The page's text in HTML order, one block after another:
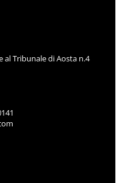
al Tribunale di Aosta n.4